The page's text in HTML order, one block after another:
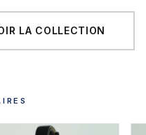
LA COLLECTION